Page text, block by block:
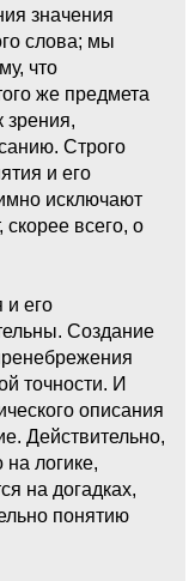
значения
слова; мы
что
же предмета
зрения,
Строго
и его
исключают
скорее всего, о
и его
Создание
точности. И
описания
Действительно,
логике,
на догадках,
понятию